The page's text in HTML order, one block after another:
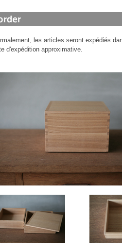
les articles seront expédiés
d'expédition approximative.